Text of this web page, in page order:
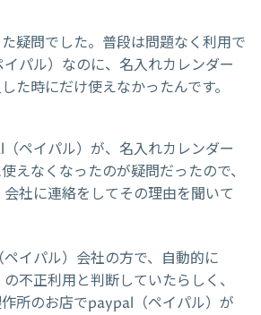
疑問でした。普段は問題なく利用で
パル）なのに、名入れカレンダー
た時にだけ使えなかったんです。
ペイパル）が、名入れカレンダー
えなくなったのが疑問だったので、
社に連絡をしてその理由を聞いて
イパル）会社の方で、自動的に
不正利用と判断していたらしく、
所のお店でpaypal（ペイパル）が